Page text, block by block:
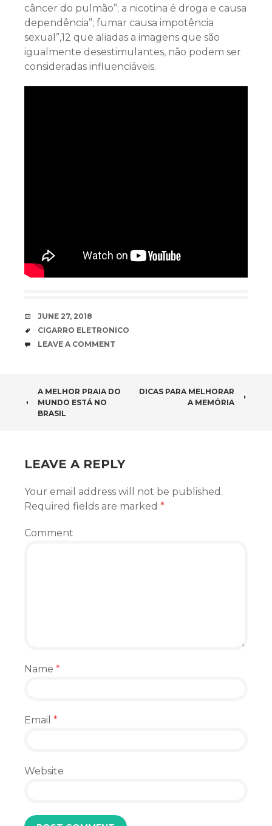
câncer do pulmão”; a nicotina é droga e causa
dependência”; fumar causa impotência
sexual”,12 que aliadas a imagens que são
igualmente desestimulantes, não podem ser
consideradas influenciáveis.
DATE
JUNE 27, 2018
TAGS
CIGARRO ELETRONICO
COMMENTS
LEAVE A COMMENT
POST NAVIGATION
A MELHOR PRAIA DO
MUNDO ESTÁ NO
BRASIL
DICAS PARA MELHORAR
A MEMÓRIA
LEAVE A REPLY
Your email address will not be published.
Required fields are marked *
Comment
Name *
Email *
Website